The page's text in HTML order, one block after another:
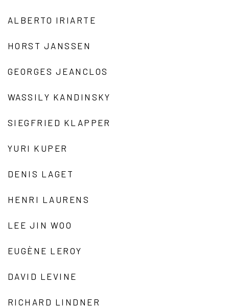
ALBERTO IRIARTE
HORST JANSSEN
GEORGES JEANCLOS
WASSILY KANDINSKY
SIEGFRIED KLAPPER
YURI KUPER
DENIS LAGET
HENRI LAURENS
LEE JIN WOO
EUGÈNE LEROY
DAVID LEVINE
RICHARD LINDNER